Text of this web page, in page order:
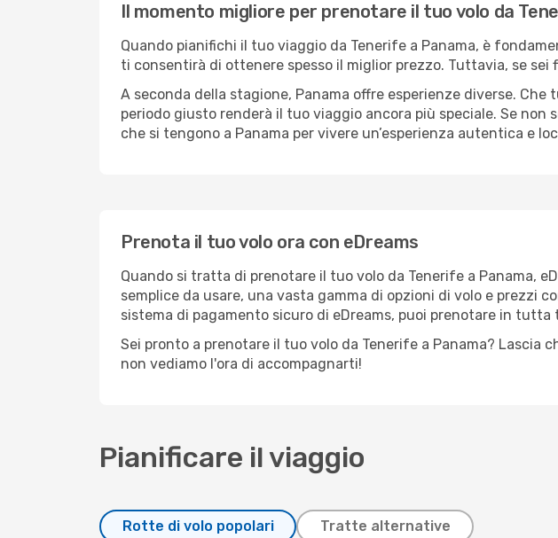
Il momento migliore per prenotare il tuo volo da
Quando pianifichi il tuo viaggio da Tenerife a Panama, è
ti consentirà di ottenere spesso il miglior prezzo. Tuttavia, se
A seconda della stagione, Panama offre esperienze diverse.
periodo giusto renderà il tuo viaggio ancora più speciale. Se
che si tengono a Panama per vivere un’esperienza autentica e
Prenota il tuo volo ora con eDreams
Quando si tratta di prenotare il tuo volo da Tenerife a Panama,
semplice da usare, una vasta gamma di opzioni di volo e prezzi
sistema di pagamento sicuro di eDreams, puoi prenotare in
Sei pronto a prenotare il tuo volo da Tenerife a Panama?
non vediamo l'ora di accompagnarti!
Pianificare il viaggio
Rotte di volo popolari Tratte alternative